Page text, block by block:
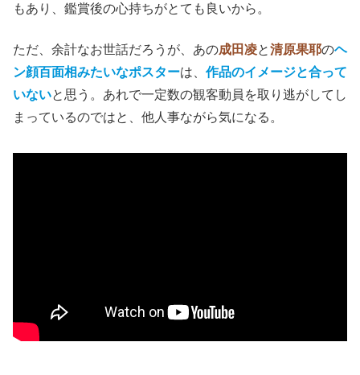
もあり、鑑賞後の心持ちがとても良いから。
ただ、 余計なお世話だろうが、あの成田凌と清原果耶のヘ
ン顔百面相みたいなポスターは、 作品のイメージと合って
いないと思う。あれで一定数の観客動員を取り逃がしてし
まっているのではと、他人事ながら気になる。